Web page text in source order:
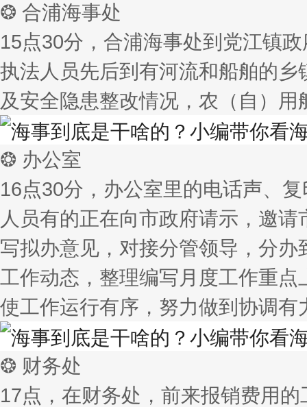
❂ 合浦海事处
15点30分，合浦海事处到党江镇
执法人员先后到有河流和船舶的
及安全隐患整改情况，农（自）用
❂ 办公室
16点30分，办公室里的电话声、
人员有的正在向市政府请示，邀
写拟办意见，对接分管领导，分
工作动态，整理编写月度工作重
使工作运行有序，努力做到协调
❂ 财务处
17点，在财务处，前来报销费用